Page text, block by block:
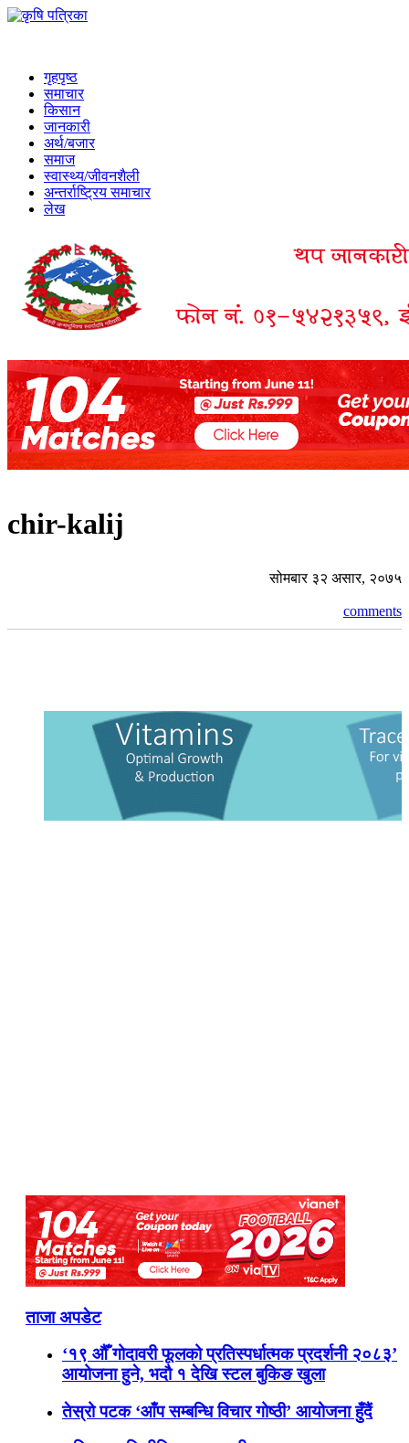
गृहपृष्ठ
समाचार
किसान
जानकारी
अर्थ/बजार
समाज
स्वास्थ्य/जीवनशैली
अन्तर्राष्ट्रिय समाचार
लेख
chir-kalij
सोमबार ३२ असार, २०७५
comments
ताजा अपडेट
‘१९ औँ गोदावरी फूलको प्रतिस्पर्धात्मक प्रदर्शनी २०८३’
आयोजना हुने, भदौ १ देखि स्टल बुकिङ खुला
तेस्रो पटक ‘आँप सम्बन्धि विचार गोष्ठी’ आयोजना हुँदैं